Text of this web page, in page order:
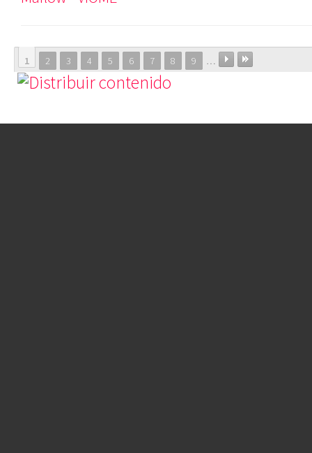
1 2 3 4 5 6 7 8 9 …